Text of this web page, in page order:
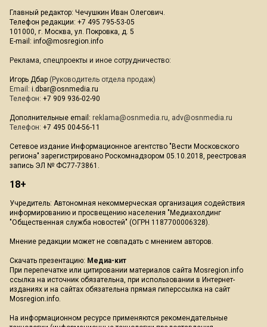
Главный редактор: Чечушкин Иван Олегович.
Телефон редакции: +7 495 795-53-05
101000, г. Москва, ул. Покровка, д. 5
E-mail: info@mosregion.info
Реклама, спецпроекты и иное сотрудничество:
Игорь Дбар (Руководитель отдела продаж)
Email: i.dbar@osnmedia.ru
Телефон: +7 909 936-02-90
Дополнительные email: reklama@osnmedia.ru, adv@osnmedia.ru
Телефон: +7 495 004-56-11
Сетевое издание Информационное агентство "Вести Московского
региона" зарегистрировано Роскомнадзором 05.10.2018, реестровая
запись ЭЛ № ФС77-73861.
18+
Учредитель: Автономная некоммерческая организация содействия
информированию и просвещению населения "Медиахолдинг
"Общественная служба новостей" (ОГРН 1187700006328).
Мнение редакции может не совпадать с мнением авторов.
Скачать презентацию: Медиа-кит
При перепечатке или цитировании материалов сайта Mosregion.info
ссылка на источник обязательна, при использовании в Интернет-
изданиях и на сайтах обязательна прямая гиперссылка на сайт
Mosregion.info.
На информационном ресурсе применяются рекомендательные